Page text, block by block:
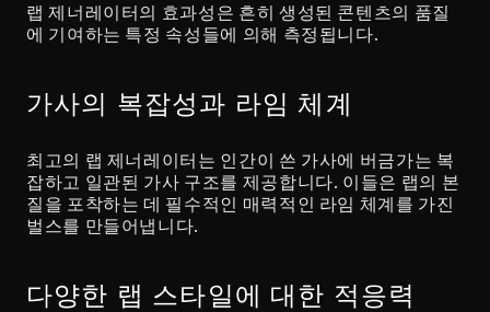
랩 제너레이터의 효과성은 흔히 생성된 콘텐츠의 품질
에 기여하는 특정 속성들에 의해 측정됩니다.
가사의 복잡성과 라임 체계
최고의 랩 제너레이터는 인간이 쓴 가사에 버금가는 복
잡하고 일관된 가사 구조를 제공합니다. 이들은 랩의 본
질을 포착하는 데 필수적인 매력적인 라임 체계를 가진
벌스를 만들어냅니다.
다양한 랩 스타일에 대한 적응력